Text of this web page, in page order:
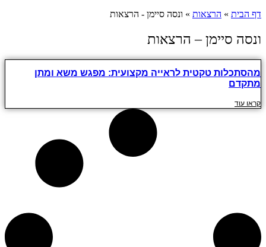
דף הבית » הרצאות » ונסה סיימן - הרצאות
ונסה סיימן – הרצאות
מהסתכלות טקטית לראייה מקצועית: מפגש משא ומתן
מתקדם
קראו עוד